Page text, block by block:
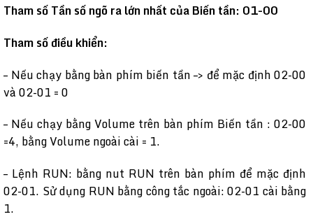
Tham số Tần số ngõ ra lớn nhất của Biến tần: 01-00
Tham số điều khiển:
– Nếu chạy bằng bàn phím biến tần –> để mặc định 02-00
và 02-01 = 0
– Nếu chạy bằng Volume trên bàn phím Biến tần : 02-00
=4, bằng Volume ngoài cài = 1.
– Lệnh RUN: bằng nut RUN trên bàn phím để mặc định
02-01. Sử dụng RUN bằng công tắc ngoài: 02-01 cài bằng
1.